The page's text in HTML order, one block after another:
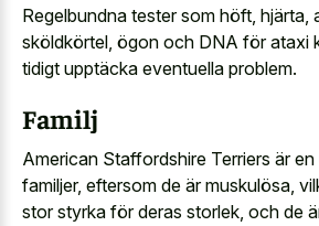
Regelbundna tester som höft, hjärta,
sköldkörtel, ögon och DNA för ataxi
tidigt upptäcka eventuella problem.
Familj
American Staffordshire Terriers är
familjer, eftersom de är muskulösa,
stor styrka för deras storlek, och de